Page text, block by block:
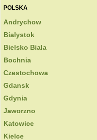
POLSKA
Andrychow
Bialystok
Bielsko Biala
Bochnia
Czestochowa
Gdansk
Gdynia
Jaworzno
Katowice
Kielce